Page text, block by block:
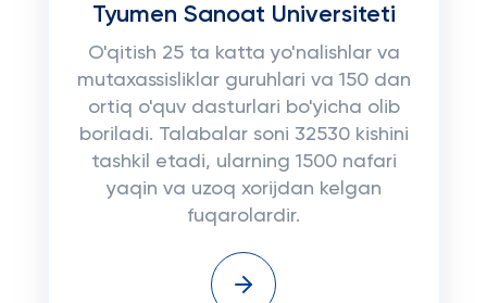
Tyumen Sanoat Universiteti
O'qitish 25 ta katta yo'nalishlar va
mutaxassisliklar guruhlari va 150 dan
ortiq o'quv dasturlari bo'yicha olib
boriladi. Talabalar soni 32530 kishini
tashkil etadi, ularning 1500 nafari
yaqin va uzoq xorijdan kelgan
fuqarolardir.